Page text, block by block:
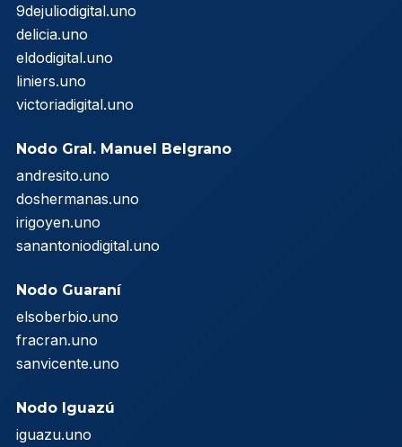
9dejuliodigital.uno
delicia.uno
eldodigital.uno
liniers.uno
victoriadigital.uno
Nodo Gral. Manuel Belgrano
andresito.uno
doshermanas.uno
irigoyen.uno
sanantoniodigital.uno
Nodo Guaraní
elsoberbio.uno
fracran.uno
sanvicente.uno
Nodo Iguazú
iguazu.uno